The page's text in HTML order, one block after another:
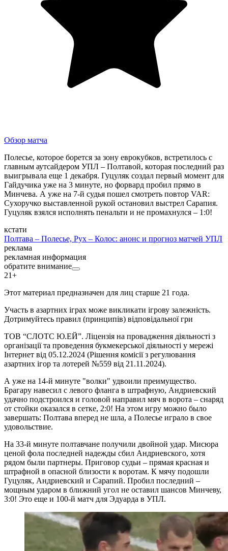
Обзор матча
Полесье, которое борется за зону еврокубков, встретилось с
главным аутсайдером УПЛ – Полтавой, которая последний раз
выигрывала еще 1 декабря. Гуцуляк создал первый момент для
Гайдучика уже на 3 минуте, но форвард пробил прямо в
Минчева. А уже на 7-й судья пошел смотреть повтор VAR:
Сухоручко выставленной рукой остановил выстрел Сарапия.
Гуцуляк взялся исполнять пенальти и не промахнулся – 1:0!
кстати
Полтава – Полесье, Рух – Колос: анонс и прогноз матчей УПЛ
реклама
рекламная информация
обратите внимание
21+
Этот материал предназначен для лиц старше 21 года.
Участь в азартних іграх може викликати ігрову залежність.
Дотримуйтесь правил (принципів) відповідальної гри
ТОВ “СЛОТС Ю.ЕЙ”. Ліцензія на провадження діяльності з
організації та проведення букмекерської діяльності у мережі
Інтернет від 05.12.2024 (Рішення комісії з регулювання
азартних ігор та лотерей №559 від 21.11.2024).
А уже на 14-й минуте "волки" удвоили преимущество.
Брагару навесил с левого фланга в штрафную, Андриевский
удачно подстроился и головой направил мяч в ворота – снаряд
от стойки оказался в сетке, 2:0! На этом игру можно было
завершать: Полтава вперед не шла, а Полесье играло в свое
удовольствие.
На 33-й минуте полтавчане получили двойной удар. Мисюра
ценой фола последней надежды сбил Андриевского, хотя
рядом были партнеры. Приговор судьи – прямая красная и
штрафной в опасной близости к воротам. К мячу подошли
Гуцуляк, Андриевский и Сарапий. Пробил последний –
мощным ударом в ближний угол не оставил шансов Минчеву,
3:0! Это еще и 100-й матч для Эдуарда в УПЛ.